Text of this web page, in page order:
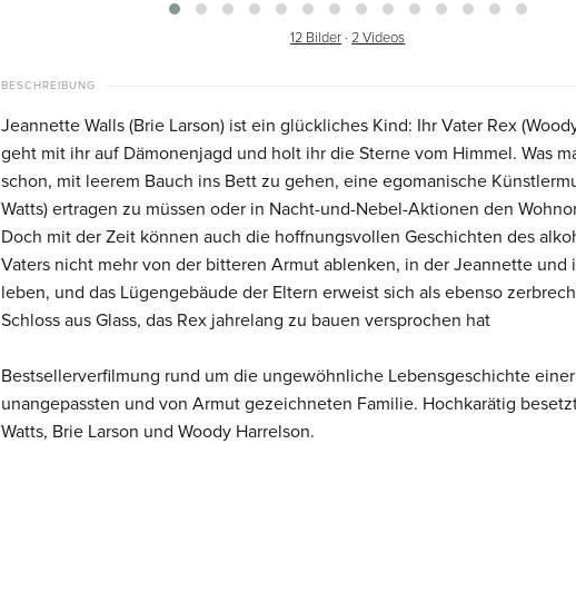
12 Bilder ·2 Videos
BESCHREIBUNG
Jeannette Walls (Brie Larson) ist ein glückliches Kind: Ihr Vater Rex
geht mit ihr auf Dämonenjagd und holt ihr die Sterne vom Himmel. Was
schon, mit leerem Bauch ins Bett zu gehen, eine egomanische
Watts) ertragen zu müssen oder in Nacht-und-Nebel-Aktionen den
Doch mit der Zeit können auch die hoffnungsvollen Geschichten des
Vaters nicht mehr von der bitteren Armut ablenken, in der Jeannette und
leben, und das Lügengebäude der Eltern erweist sich als ebenso
Schloss aus Glass, das Rex jahrelang zu bauen versprochen hat
Bestsellerverfilmung rund um die ungewöhnliche Lebensgeschichte einer
unangepassten und von Armut gezeichneten Familie. Hochkarätig
Watts, Brie Larson und Woody Harrelson.